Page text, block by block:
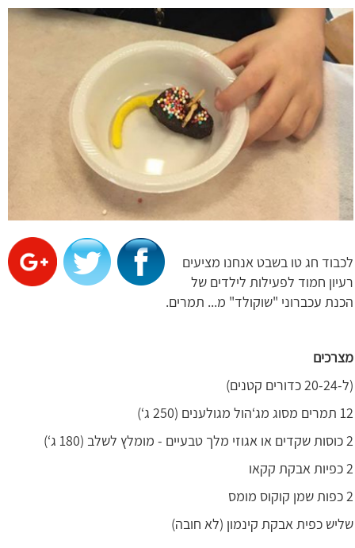
לכבוד חג טו בשבט אנחנו מציעים
רעיון חמוד לפעילות לילדים של
הכנת עכברוני "שוקולד" מ... תמרים.
מצרכים
(ל-20-24 כדורים קטנים)
12 תמרים מסוג מג‘הול מגולענים (250 ג‘)
2 כוסות שקדים או אגוזי מלך טבעיים - מומלץ לשלב (180 ג‘)
2 כפיות אבקת קקאו
2 כפות שמן קוקוס מומס
שליש כפית אבקת קינמון (לא חובה)